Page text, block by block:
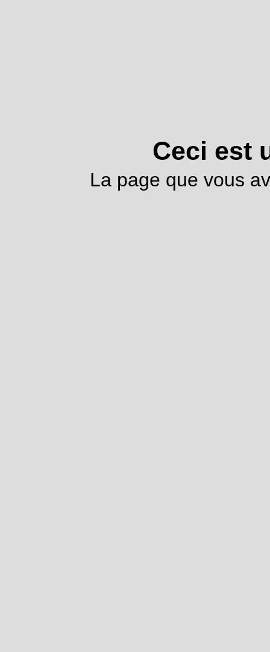
Ceci est
La page que vous